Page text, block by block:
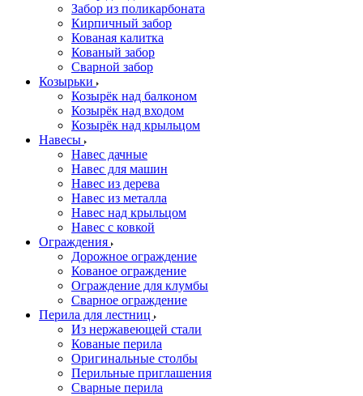
Забор из поликарбоната
Кирпичный забор
Кованая калитка
Кованый забор
Сварной забор
Козырьки
Козырёк над балконом
Козырёк над входом
Козырёк над крыльцом
Навесы
Навес дачные
Навес для машин
Навес из дерева
Навес из металла
Навес над крыльцом
Навес с ковкой
Ограждения
Дорожное ограждение
Кованое ограждение
Ограждение для клумбы
Сварное ограждение
Перила для лестниц
Из нержавеющей стали
Кованые перила
Оригинальные столбы
Перильные приглашения
Сварные перила